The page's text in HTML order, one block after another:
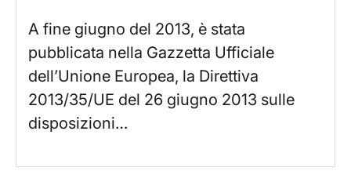
A fine giugno del 2013, è stata
pubblicata nella Gazzetta Ufficiale
dell’Unione Europea, la Direttiva
2013/35/UE del 26 giugno 2013 sulle
disposizioni…